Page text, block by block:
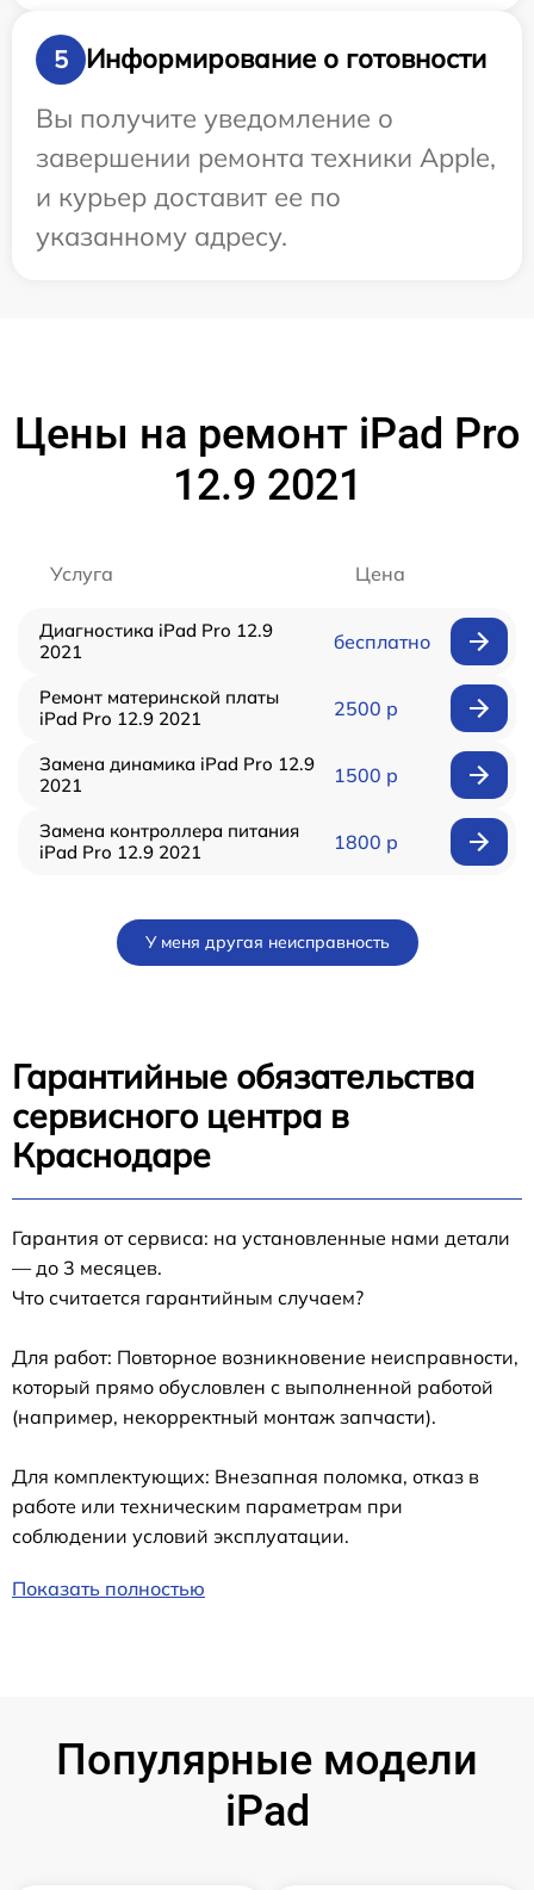
5
Информирование о готовности
Вы получите уведомление о
завершении ремонта техники Apple,
и курьер доставит ее по
указанному адресу.
Цены на ремонт iPad Pro
12.9 2021
Услуга Цена
Диагностика iPad Pro 12.9
2021
бесплатно
Ремонт материнской платы
iPad Pro 12.9 2021
2500 р
Замена динамика iPad Pro 12.9
2021
1500 р
Замена контроллера питания
iPad Pro 12.9 2021
1800 р
У меня другая неисправность
Гарантийные обязательства
сервисного центра в
Краснодаре
Гарантия от сервиса: на установленные нами детали
— до 3 месяцев.
Что считается гарантийным случаем?
Для работ: Повторное возникновение неисправности,
который прямо обусловлен с выполненной работой
(например, некорректный монтаж запчасти).
Для комплектующих: Внезапная поломка, отказ в
работе или техническим параметрам при
соблюдении условий эксплуатации.
Показать полностью
Популярные модели
iPad